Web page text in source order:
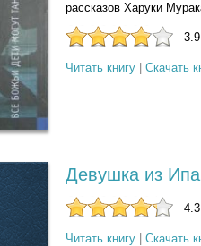
рассказов Харуки
Читать книгу| Скачать
Девушка из
Читать книгу| Скачать